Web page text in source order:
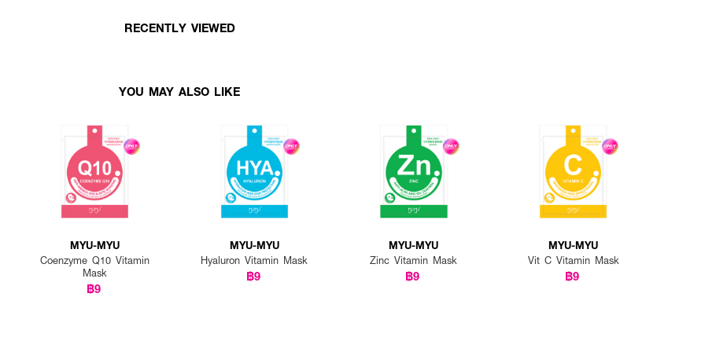
RECENTLY VIEWED
YOU MAY ALSO LIKE
MYU-MYU
Coenzyme Q10 Vitamin
Mask
฿9
MYU-MYU
Hyaluron Vitamin Mask
฿9
MYU-MYU
Zinc Vitamin Mask
฿9
MYU-MYU
Vit C Vitamin Mask
฿9